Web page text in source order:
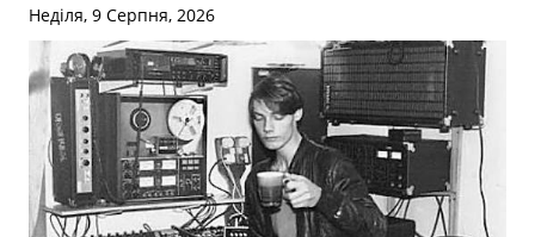
Неділя, 9 Серпня, 2026